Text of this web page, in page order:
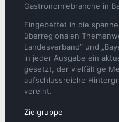
Gastronomiebranche in
Eingebettet in die
überregionalen
Landesverband“ und
in jeder Ausgabe ein
gesetzt, der vielfältige
aufschlussreiche
vereint.
Zielgruppe